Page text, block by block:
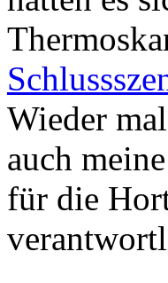
Wieder
auch
für die